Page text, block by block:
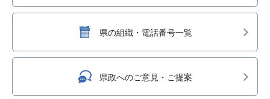
県の組織・電話番号一覧
県政へのご意見・ご提案